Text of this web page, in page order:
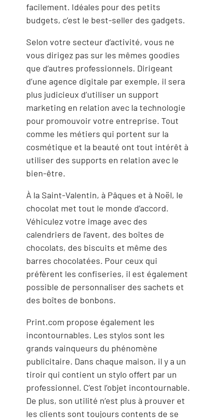
facilement. Idéales pour des petits
budgets, c’est le best-seller des gadgets.
Selon votre secteur d’activité, vous ne
vous dirigez pas sur les mêmes goodies
que d’autres professionnels. Dirigeant
d’une agence digitale par exemple, il sera
plus judicieux d’utiliser un support
marketing en relation avec la technologie
pour promouvoir votre entreprise. Tout
comme les métiers qui portent sur la
cosmétique et la beauté ont tout intérêt à
utiliser des supports en relation avec le
bien-être.
À la Saint-Valentin, à Pâques et à Noël, le
chocolat met tout le monde d’accord.
Véhiculez votre image avec des
calendriers de l’avent, des boîtes de
chocolats, des biscuits et même des
barres chocolatées. Pour ceux qui
préfèrent les confiseries, il est également
possible de personnaliser des sachets et
des boîtes de bonbons.
Print.com propose également les
incontournables. Les stylos sont les
grands vainqueurs du phénomène
publicitaire. Dans chaque maison, il y a un
tiroir qui contient un stylo offert par un
professionnel. C’est l’objet incontournable.
De plus, son utilité n’est plus à prouver et
les clients sont toujours contents de se